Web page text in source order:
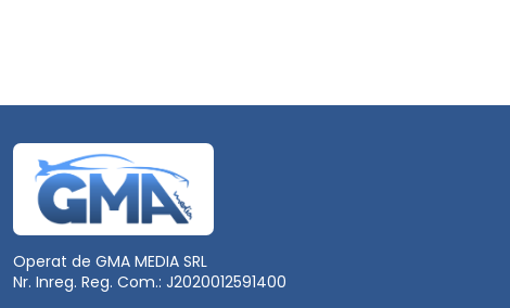
Operat de GMA MEDIA SRL
Nr. Inreg. Reg. Com.: J2020012591400